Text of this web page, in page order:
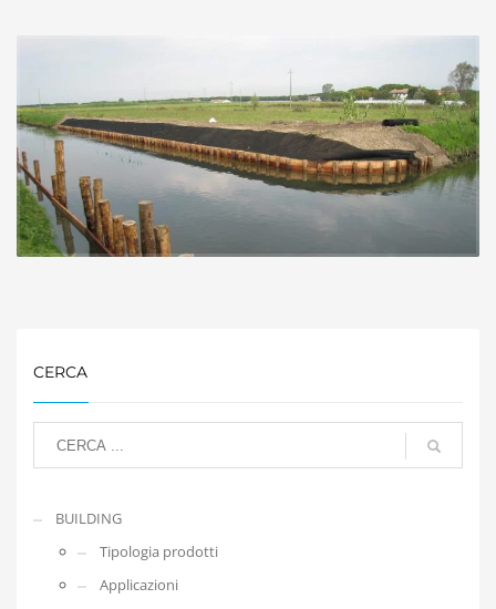
CERCA
BUILDING
Tipologia prodotti
Applicazioni